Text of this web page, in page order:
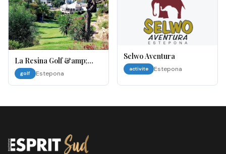
La Resina Golf &amp;
Country Club
golf Estepona
Selwo Aventura
activite Estepona